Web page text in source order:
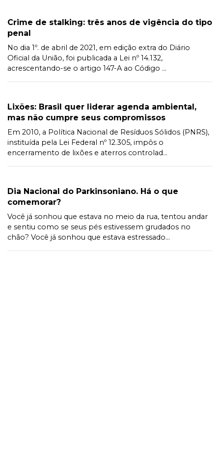
Crime de stalking: três anos de vigência do tipo
penal
No dia 1º. de abril de 2021, em edição extra do Diário
Oficial da União, foi publicada a Lei nº 14.132,
acrescentando-se o artigo 147-A ao Código ...
Lixões: Brasil quer liderar agenda ambiental,
mas não cumpre seus compromissos
Em 2010, a Política Nacional de Resíduos Sólidos (PNRS),
instituída pela Lei Federal nº 12.305, impôs o
encerramento de lixões e aterros controlad...
Dia Nacional do Parkinsoniano. Há o que
comemorar?
Você já sonhou que estava no meio da rua, tentou andar
e sentiu como se seus pés estivessem grudados no
chão? Você já sonhou que estava estressado...